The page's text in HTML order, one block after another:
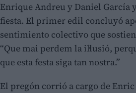
Enrique Andreu y Daniel García
fiesta. El primer edil concluyó
sentimiento colectivo que
“Que mai perdem la il·lusió,
que esta festa siga tan nostra.”
El pregón corrió a cargo de Enric